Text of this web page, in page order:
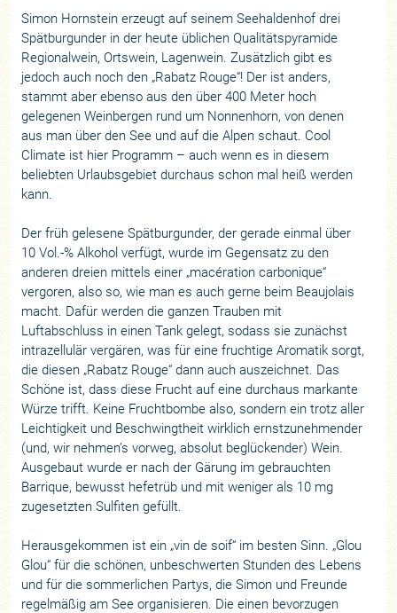
Simon Hornstein erzeugt auf seinem Seehaldenhof drei
Spätburgunder in der heute üblichen Qualitätspyramide
Regionalwein, Ortswein, Lagenwein. Zusätzlich gibt es
jedoch auch noch den „Rabatz Rouge“! Der ist anders,
stammt aber ebenso aus den über 400 Meter hoch
gelegenen Weinbergen rund um Nonnenhorn, von denen
aus man über den See und auf die Alpen schaut. Cool
Climate ist hier Programm – auch wenn es in diesem
beliebten Urlaubsgebiet durchaus schon mal heiß werden
kann.
Der früh gelesene Spätburgunder, der gerade einmal über
10 Vol.-% Alkohol verfügt, wurde im Gegensatz zu den
anderen dreien mittels einer „macération carbonique“
vergoren, also so, wie man es auch gerne beim Beaujolais
macht. Dafür werden die ganzen Trauben mit
Luftabschluss in einen Tank gelegt, sodass sie zunächst
intrazellulär vergären, was für eine fruchtige Aromatik sorgt,
die diesen „Rabatz Rouge“ dann auch auszeichnet. Das
Schöne ist, dass diese Frucht auf eine durchaus markante
Würze trifft. Keine Fruchtbombe also, sondern ein trotz aller
Leichtigkeit und Beschwingtheit wirklich ernstzunehmender
(und, wir nehmen’s vorweg, absolut beglückender) Wein.
Ausgebaut wurde er nach der Gärung im gebrauchten
Barrique, bewusst hefetrüb und mit weniger als 10 mg
zugesetzten Sulfiten gefüllt.
Herausgekommen ist ein „vin de soif“ im besten Sinn. „Glou
Glou“ für die schönen, unbeschwerten Stunden des Lebens
und für die sommerlichen Partys, die Simon und Freunde
regelmäßig am See organisieren. Die einen bevorzugen